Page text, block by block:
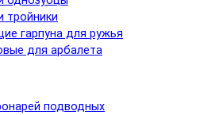
тройники
гарпуна для ружья
для арбалета
подводных